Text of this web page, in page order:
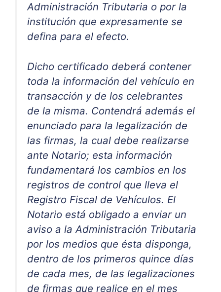
Administración Tributaria o por la
institución que expresamente se
defina para el efecto.
Dicho certificado deberá contener
toda la información del vehículo en
transacción y de los celebrantes
de la misma. Contendrá además el
enunciado para la legalización de
las firmas, la cual debe realizarse
ante Notario; esta información
fundamentará los cambios en los
registros de control que lleva el
Registro Fiscal de Vehículos. El
Notario está obligado a enviar un
aviso a la Administración Tributaria
por los medios que ésta disponga,
dentro de los primeros quince días
de cada mes, de las legalizaciones
de firmas que realice en el mes